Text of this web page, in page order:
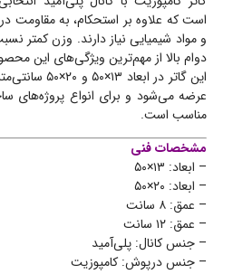
است که علاوه بر استحکام، به مقاومت
و مواد شیمیایی نیاز دارند. وزن کمتر
دوام بالا از مهم‌ترین ویژگی‌های این
عرضه می‌شود و برای انواع پروژه‌های
مناسب است.
مشخصات فنی
– ابعاد: ۱۳×۵۰
– ابعاد: ۲۰×۵۰
– عمق: ۸ سانت
– عمق: ۱۲ سانت
– جنس کانال: پلی‌آمید
– جنس درپوش: کامپوزیت